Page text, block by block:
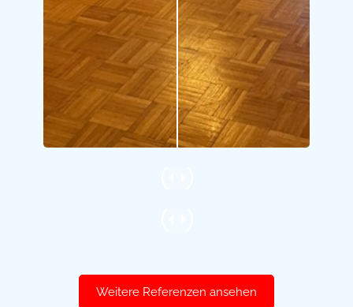
Weitere Referenzen ansehen